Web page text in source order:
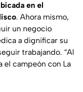
en el
. Ahora mismo,
un negocio
a dignificar su
trabajando. “Al
el campeón con La